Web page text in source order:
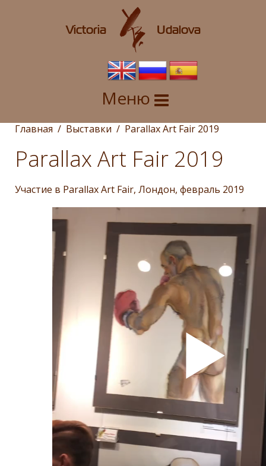
Victoria Udalova
Меню
Главная Выставки Parallax Art Fair 2019
Parallax Art Fair 2019
Участие в Parallax Art Fair, Лондон, февраль 2019